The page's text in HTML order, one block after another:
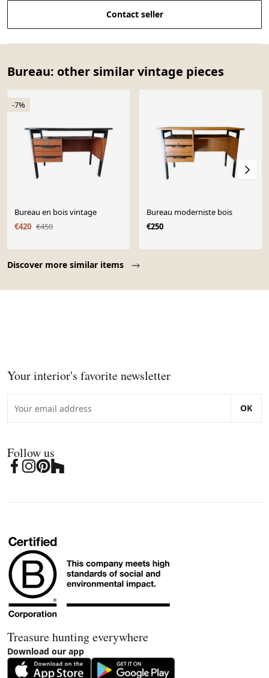
Contact seller
Bureau: other similar vintage pieces
Discover more similar items
-7%
Bureau en bois vintage
€420 €450
Bureau moderniste bois
€250
Your interior's favorite newsletter
OK
Follow us
Treasure hunting everywhere
Download our app